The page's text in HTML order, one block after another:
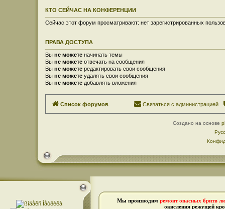
КТО СЕЙЧАС НА КОНФЕРЕНЦИИ
Сейчас этот форум просматривают: нет зарегистрированных
ПРАВА ДОСТУПА
Вы не можете начинать темы
Вы не можете отвечать на сообщения
Вы не можете редактировать свои сообщения
Вы не можете удалять свои сообщения
Вы не можете добавлять вложения
Список форумов Связаться с администрацией
Создано на основе
Мы производим ремонт опасных бритв
окисления режущей